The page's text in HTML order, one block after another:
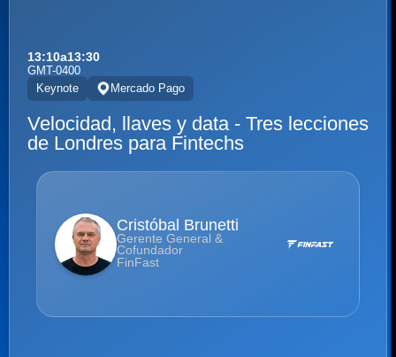
13:10a13:30
GMT-0400
Keynote
Mercado Pago
Velocidad, llaves y data - Tres lecciones
de Londres para Fintechs
Cristóbal Brunetti
Gerente General &
Cofundador
FinFast